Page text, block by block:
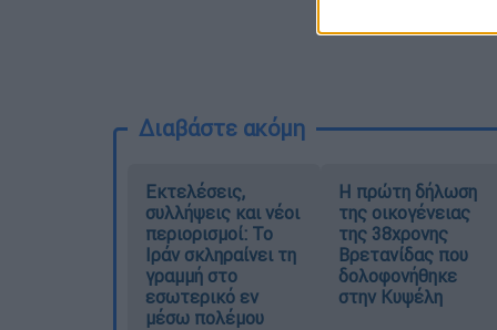
Διαβάστε ακόμη
Εκτελέσεις,
συλλήψεις και νέοι
περιορισμοί: Το
Ιράν σκληραίνει τη
γραμμή στο
εσωτερικό εν
μέσω πολέμου
Η πρώτη δήλωση
της οικογένειας
της 38χρονης
Βρετανίδας που
δολοφονήθηκε
στην Κυψέλη